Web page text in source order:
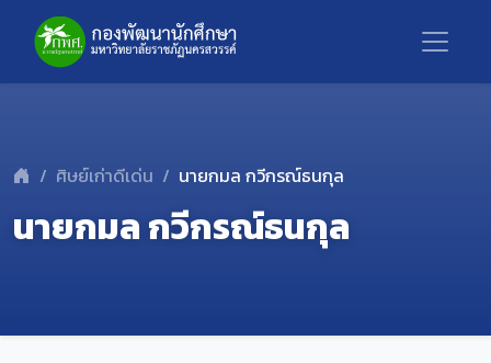
ศิษย์เก่าดีเด่น นายกมล กวีกรณ์ธนกุล
นายกมล กวีกรณ์ธนกุล